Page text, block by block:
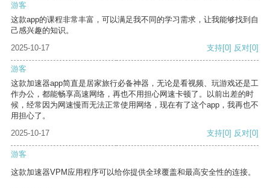
游客
这款app的课程非常丰富，可以满足我不同的学习需求，让我能够找到自
己感兴趣的知识。
2025-10-17
支持[0] 反对[0]
游客
这款加速器app简直是居家旅行必备神器，无论是看视频、玩游戏还是工
作办公，都能畅享高速网络，再也不用担心网速卡顿了。以前出差的时
候，经常因为网速慢而无法正常使用网络，现在有了这个app，我再也不
用担心了。
2025-10-17
支持[0] 反对[0]
游客
这款加速器VPM应用程序可以给你提供全球覆盖和最高安全性的连接。